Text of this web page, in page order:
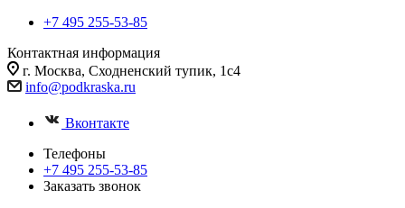
+7 495 255-53-85
Контактная информация
г. Москва, Сходненский тупик, 1с4
info@podkraska.ru
Вконтакте
Телефоны
+7 495 255-53-85
Заказать звонок